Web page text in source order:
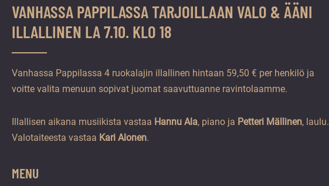
VANHASSA PAPPILASSA TARJOILLAAN VALO & ÄÄNI
ILLALLINEN LA 7.10. KLO 18
Vanhassa Pappilassa 4 ruokalajin illallinen hintaan 59,50 € per henkilö ja
voitte valita menuun sopivat juomat saavuttuanne ravintolaamme.
Illallisen aikana musiikista vastaa Hannu Ala, piano ja Petteri Mällinen, laulu.
Valotaiteesta vastaa Kari Alonen.
MENU